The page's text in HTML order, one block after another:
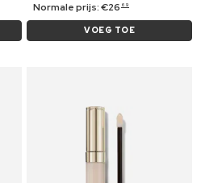
Normale prijs:€26 69
VOEG TOE